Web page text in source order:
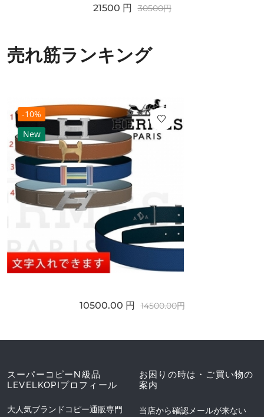
21500 円 30500円
売れ筋ランキング
-10%
New
10500.00 円 14500.00円
スーパーコピーN級品
LEVELKOPIプロフィール
大人気ブランドコピー通販専門
お困りの時は・ご買い物の
案内
当店から確認メールが来ない